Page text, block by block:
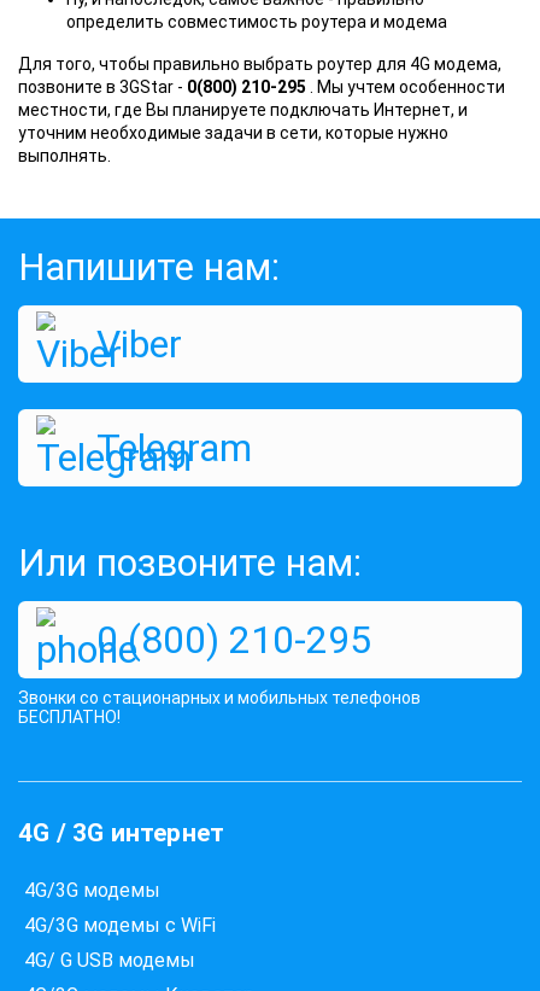
определить совместимость роутера и модема
Для того, чтобы правильно выбрать роутер для 4G модема,
позвоните в 3GStar - 0(800) 210-295
. Мы учтем особенности
местности, где Вы планируете подключать Интернет, и
уточним необходимые задачи в сети, которые нужно
выполнять.
Напишите нам:
Viber
Telegram
Или позвоните нам:
0 (800) 210-295
Звонки со стационарных и мобильных телефонов
БЕСПЛАТНО!
4G / 3G интернет
4G/3G модемы
4G/3G модемы с WiFi
4G/ G USB модемы